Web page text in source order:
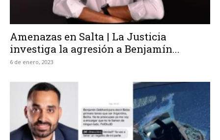
Amenazas en Salta | La Justicia
investiga la agresión a Benjamín...
6 de enero, 2023